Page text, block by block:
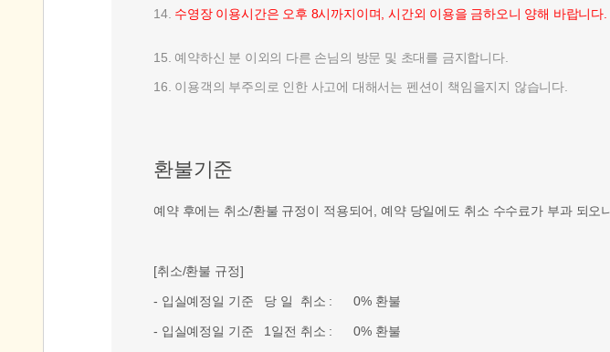
14. 수영장 이용시간은 오후 8시까지이며, 시간외 이용을 금하오니 양해 바랍니다.
15. 예약하신 분 이외의 다른 손님의 방문 및 초대를 금지합니다.
16. 이용객의 부주의로 인한 사고에 대해서는 펜션이 책임을지지 않습니다.
환불기준
예약 후에는 취소/환불 규정이 적용되어, 예약 당일에도 취소 수수료가 부과 되오
[취소/환불 규정]
- 입실예정일 기준 당 일 취소 : 0% 환불
- 입실예정일 기준 1일전 취소 : 0% 환불